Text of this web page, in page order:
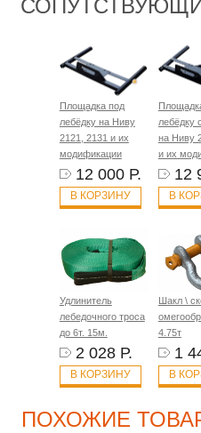
Площадка под
лебёдку на Ниву
2121, 2131 и их
модификации
12 000 Р.
В КОРЗИНУ
лебёдку
на Ниву
и их
12
В
Удлинитель
лебедочного троса
до 6т. 15м.
2 028 Р.
В КОРЗИНУ
Шакл \
4.75т
1
В
ПОХОЖИЕ